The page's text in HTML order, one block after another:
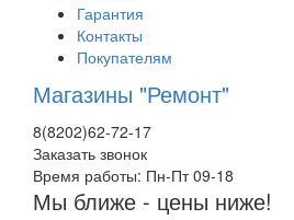
Гарантия
Контакты
Покупателям
Магазины "Ремонт"
8(8202)62-72-17
Заказать звонок
Время работы: Пн-Пт 09-18
Мы ближе - цены ниже!